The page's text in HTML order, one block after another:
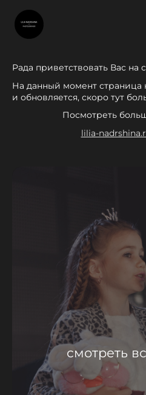
Рада приветствовать Вас на
На данный момент страница
и обновляется, скоро тут
Посмотреть
lilia-
смотреть